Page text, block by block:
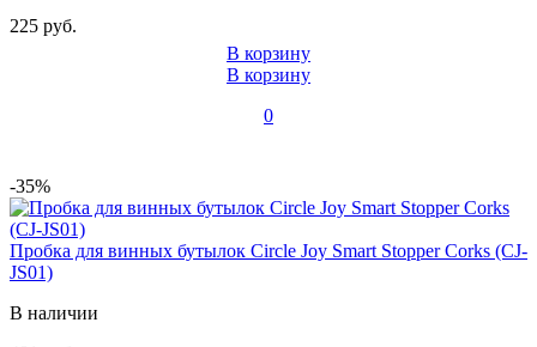
225 руб.
В корзину
В корзину
0
-35%
Пробка для винных бутылок Circle Joy Smart Stopper Corks (CJ-
JS01)
В наличии